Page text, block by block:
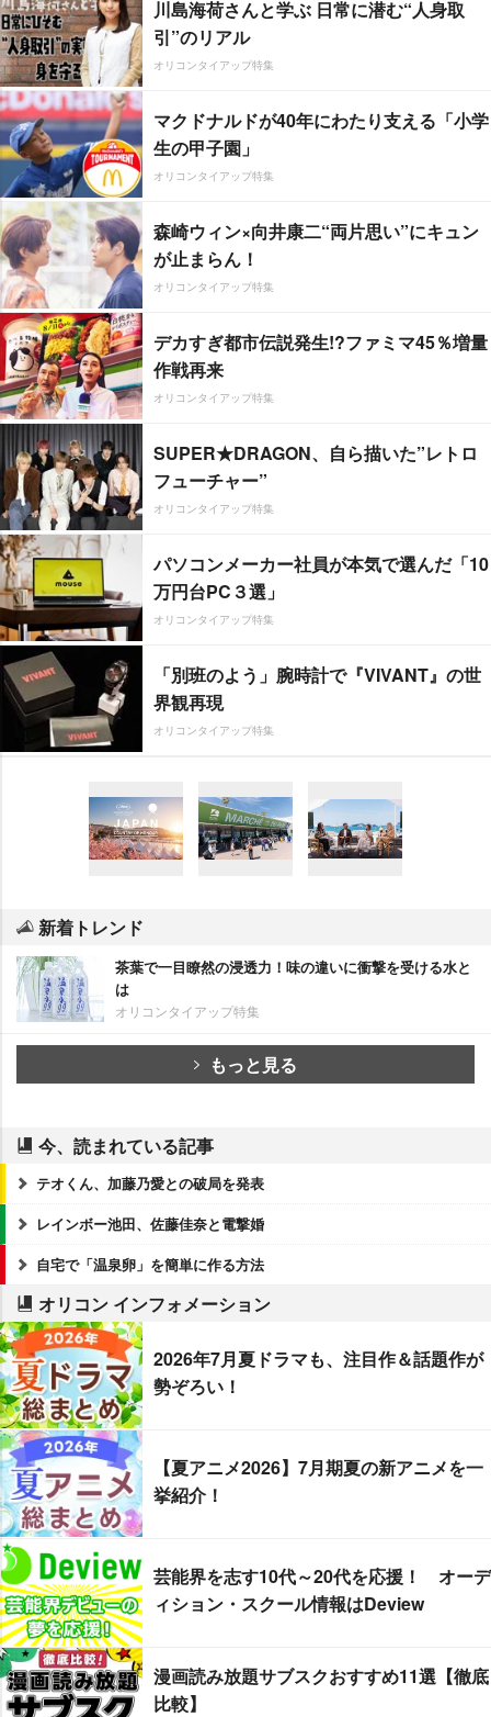
川島海荷さんと学ぶ 日常に潜む“人身取
引”のリアル
オリコンタイアップ特集
マクドナルドが40年にわたり支える「小学
生の甲子園」
オリコンタイアップ特集
森崎ウィン×向井康二“両片思い”にキュン
が止まらん！
オリコンタイアップ特集
デカすぎ都市伝説発生!?ファミマ45％増量
作戦再来
オリコンタイアップ特集
SUPER★DRAGON、自ら描いた”レトロ
フューチャー”
オリコンタイアップ特集
パソコンメーカー社員が本気で選んだ「10
万円台PC３選」
オリコンタイアップ特集
「別班のよう」腕時計で『VIVANT』の世
界観再現
オリコンタイアップ特集
新着トレンド
茶葉で一目瞭然の浸透力！味の違いに衝撃を受ける水と
は
オリコンタイアップ特集
もっと見る
今、読まれている記事
テオくん、加藤乃愛との破局を発表
レインボー池田、佐藤佳奈と電撃婚
自宅で「温泉卵」を簡単に作る方法
オリコン インフォメーション
2026年7月夏ドラマも、注目作＆話題作が
勢ぞろい！
【夏アニメ2026】7月期夏の新アニメを一
挙紹介！
芸能界を志す10代～20代を応援！ オーデ
ィション・スクール情報はDeview
漫画読み放題サブスクおすすめ11選【徹底
比較】